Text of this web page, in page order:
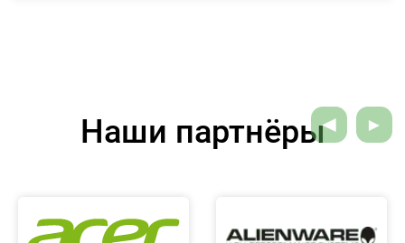
Наши партнёры